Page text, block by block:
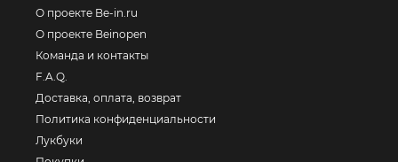
О проекте Be-in.ru
О проекте Beinopen
Команда и контакты
F.A.Q.
Доставка, оплата, возврат
Политика конфиденциальности
Лукбуки